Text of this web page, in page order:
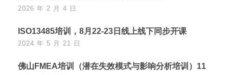
2026 年 2 月 4 日
ISO13485培训，8月22-23日线上线下同步开课
2024 年 5 月 21 日
佛山FMEA培训（潜在失效模式与影响分析培训）11